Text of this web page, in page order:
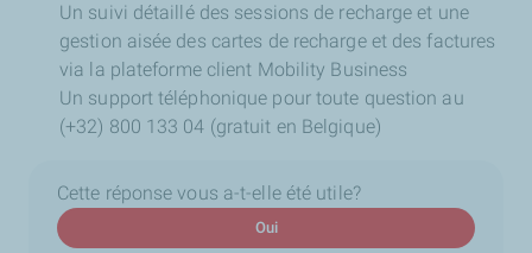
Un suivi détaillé des sessions de recharge et une
gestion aisée des cartes de recharge et des factures
via la plateforme client Mobility Business
Un support téléphonique pour toute question au
(+32) 800 133 04 (gratuit en Belgique)
Cette réponse vous a-t-elle été utile?
Oui